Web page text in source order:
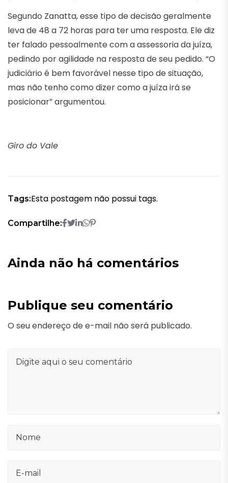
Segundo Zanatta, esse tipo de decisão geralmente
leva de 48 a 72 horas para ter uma resposta. Ele diz
ter falado pessoalmente com a assessoria da juíza,
pedindo por agilidade na resposta de seu pedido. “O
judiciário é bem favorável nesse tipo de situação,
mas não tenho como dizer como a juíza irá se
posicionar” argumentou.
Giro do Vale
Tags:Esta postagem não possui tags.
Compartilhe:
Ainda não há comentários
Publique seu comentário
O seu endereço de e-mail não será publicado.